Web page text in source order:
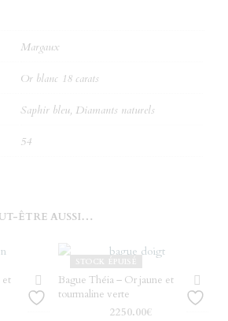
Margaux
Or blanc 18 carats
Saphir bleu, Diamants naturels
54
ÊTRE AUSSI…
et
STOCK ÉPUISÉ
Bague Théia – Or jaune et
tourmaline verte
2250.00€